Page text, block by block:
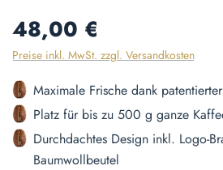
Regulärer Preis:
48,00 €
Preise inkl. MwSt. zzgl. Versandkosten
Maximale Frische dank
Platz für bis zu 500 g ganze
Durchdachtes Design inkl. Logo-
Baumwollbeutel